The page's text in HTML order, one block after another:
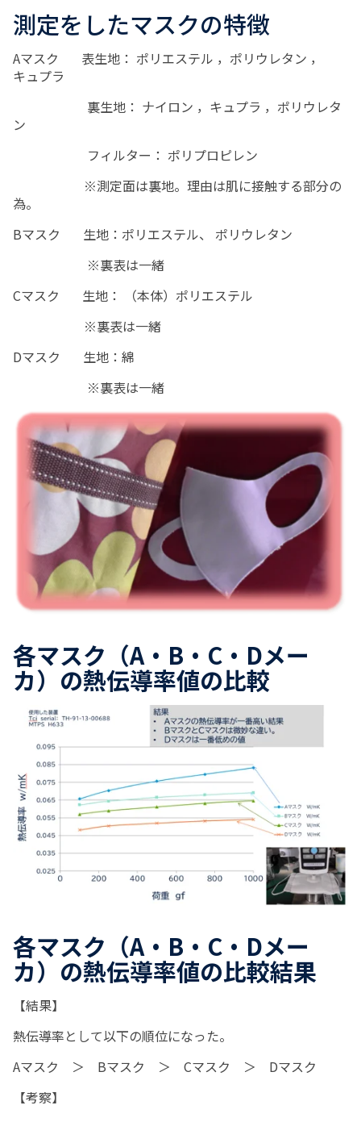
測定をしたマスクの特徴
Aマスク 表生地： ポリエステル ，ポリウレタン ，
キュプラ
裏生地： ナイロン ，キュプラ ，ポリウレタ
ン
フィルター ： ポリプロピレン
※測定面は裏地。理由は肌に接触する部分の
為。
Bマスク 生地 ：ポリエステル、
ポリウレタン
※裏表は一緒
Cマスク 生地 ： （本体）ポリエステル
※裏表は一緒
Dマスク 生地 ：綿
※裏表は一緒
各マスク（A ・ B ・ C ・ Dメー
カ）の熱伝導率値の比較
各マスク（A ・ B ・ C ・ Dメー
カ）の熱伝導率値の比較結果
【結果】
熱伝導率として以下の順位になった。
Aマスク ＞ Bマスク ＞ Cマスク ＞ Dマスク
【考察】